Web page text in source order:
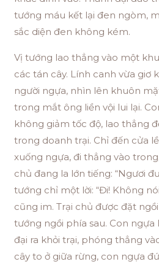
tướng máu kết lại đen ngòm,
sắc diện đen không kém.
Vị tướng lao thẳng vào một
các tán cây. Lính canh vừa giơ
người ngựa, nhìn lên khuôn
trong mắt ông liền vội lui lại.
không giảm tốc độ, lao thẳng
trong doanh trại. Chỉ đến cửa
xuống ngựa, đi thẳng vào
chủ đang la lớn tiếng: “Ngươi
tướng chỉ một lời: “Đi! Không
cũng im. Trại chủ được đặt
tướng ngồi phía sau. Con
đại ra khỏi trại, phóng thẳng
cây to ở giữa rừng, con ngựa